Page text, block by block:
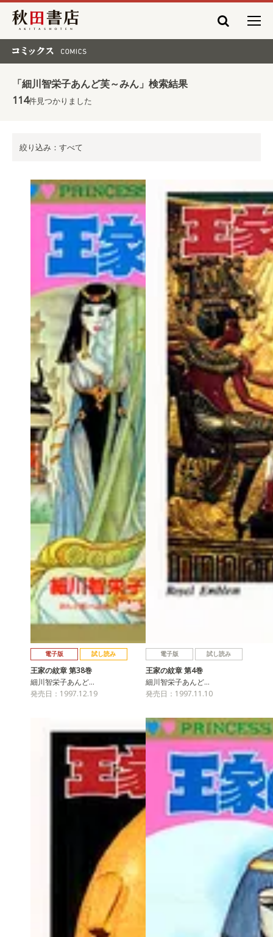
秋田書店
「細川智栄子あんど芙～みん」検索結果
114件見つかりました
絞り込み：すべて
電子版 試し読み
王家の紋章 第38巻
細川智栄子あんど…
発売日：1997.12.19
電子版 試し読み
王家の紋章 第4巻
細川智栄子あんど…
発売日：1997.11.10